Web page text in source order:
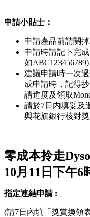
申請小貼士：
申請產品前請關
申請時請記下完
如ABC123456789)
建議申請時一次
成申請時，記得
請進度及領取
請於7日内填妥及
與花旗銀行核對
零成本拎走
10月11日下午6
指定連結申請 :
(請7日內填「獎賞換領